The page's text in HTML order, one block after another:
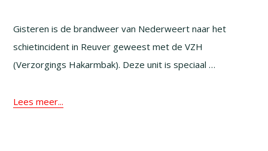
Gisteren is de brandweer van Nederweert naar het
schietincident in Reuver geweest met de VZH
(Verzorgings Hakarmbak). Deze unit is speciaal …
Lees meer...